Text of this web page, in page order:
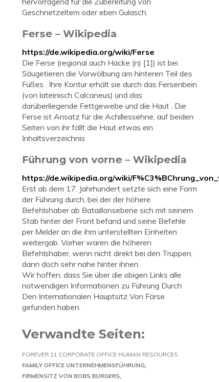
Geschnetzeltem oder eben Gulasch.
Ferse – Wikipedia
https://de.wikipedia.org/wiki/Ferse
Die Ferse (regional auch Hacke (n) [1]) ist bei
Säugetieren die Vorwölbung am hinteren Teil des
Fußes . Ihre Kontur erhält sie durch das Fersenbein
(von lateinisch Calcaneus) und das
darüberliegende Fettgewebe und die Haut . Die
Ferse ist Ansatz für die Achillessehne, auf beiden
Seiten von ihr fällt die Haut etwas ein.
Inhaltsverzeichnis
Führung von vorne – Wikipedia
https://de.wikipedia.org/wiki/
Erst ab dem 17. Jahrhundert setzte sich eine Form
der Führung durch, bei der der höhere
Befehlshaber ab Bataillonsebene sich mit seinem
Stab hinter der Front befand und seine Befehle
per Melder an die ihm unterstellten Einheiten
weitergab. Vorher waren die höheren
Befehlshaber, wenn nicht direkt bei den Truppen,
dann doch sehr nahe hinter ihnen.
Wir hoffen, dass Sie über die obigen Links alle
notwendigen Informationen zu Führung Durch
Den Internationalen Hauptsitz Von Färse
gefunden haben.
Verwandte Seiten:
FOREVER 21 CORPORATE OFFICE HUMAN RESOURCES
FAMILY OFFICE UNTERNEHMENSFÜHRUNG
FIRMENSITZ VON BOBS BURGERS